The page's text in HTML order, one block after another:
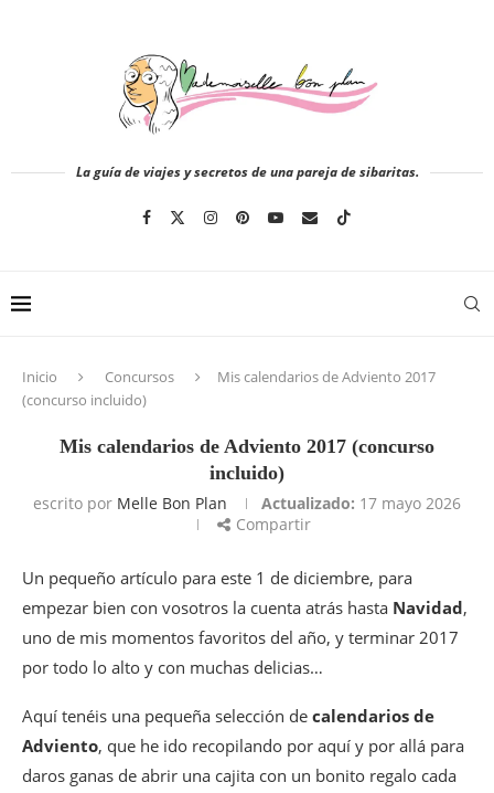
La guía de viajes y secretos de una pareja de sibaritas.
Inicio Concursos
Mis calendarios de Adviento 2017
(concurso incluido)
Mis calendarios de Adviento 2017 (concurso
incluido)
escrito por Melle Bon Plan Actualizado: 17 mayo 2026
Compartir
Un pequeño artículo para este 1 de diciembre, para
empezar bien con vosotros la cuenta atrás hasta Navidad,
uno de mis momentos favoritos del año, y terminar 2017
por todo lo alto y con muchas delicias…
Aquí tenéis una pequeña selección de calendarios de
Adviento, que he ido recopilando por aquí y por allá para
daros ganas de abrir una cajita con un bonito regalo cada